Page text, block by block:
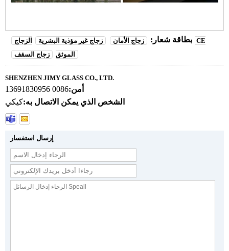
بطاقة شعار: زجاج الأمان زجاج غير مؤذية البشرية
الزجاج CE
الموثق
زجاج السقف
SHENZHEN JIMY GLASS CO., LTD.
أمن:0086 13691830956
الشخص الذي يمكن الاتصال به:كيكي
إرسال استفسار